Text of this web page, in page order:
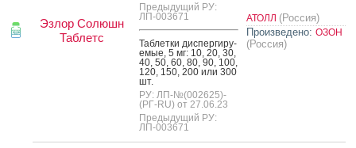
Эзлор Солюшн
Таблетс
Предыдущий РУ:
ЛП-003671
Таб­летки дис­перги­ру­
емые, 5 мг: 10, 20, 30,
40, 50, 60, 80, 90, 100,
120, 150, 200 или 300
шт.
РУ: ЛП-№(002625)-
(РГ-RU) от 27.06.23
Предыдущий РУ:
ЛП-003671
АТОЛЛ (Россия)
Произведено: ОЗОН
(Россия)